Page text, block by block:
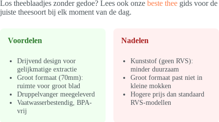
Los theeblaadjes zonder gedoe? Lees ook onze beste thee gids voor de
juiste theesoort bij elk moment van de dag.
Voordelen
Drijvend design voor
gelijkmatige extractie
Groot formaat (70mm):
ruimte voor groot blad
Druppelvanger meegeleverd
Vaatwasserbestendig, BPA-
vrij
Nadelen
Kunststof (geen RVS):
minder duurzaam
Groot formaat past niet in
kleine mokken
Hogere prijs dan standaard
RVS-modellen